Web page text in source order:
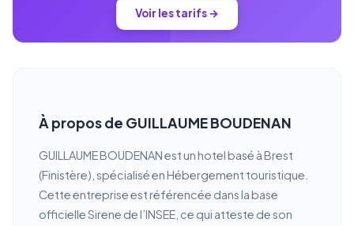
Voir les tarifs →
À propos de GUILLAUME BOUDENAN
GUILLAUME BOUDENAN est un hotel basé à Brest
(Finistère), spécialisé en Hébergement touristique.
Cette entreprise est référencée dans la base
officielle Sirene de l’INSEE, ce qui atteste de son